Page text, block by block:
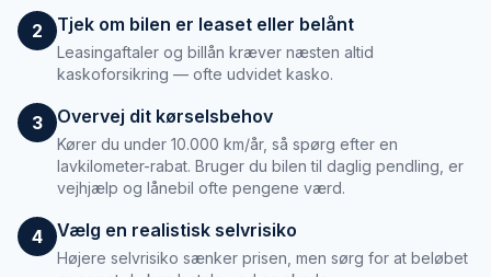
2 Tjek om bilen er leaset eller belånt
Leasingaftaler og billån kræver næsten altid
kaskoforsikring — ofte udvidet kasko.
3 Overvej dit kørselsbehov
Kører du under 10.000 km/år, så spørg efter en
lavkilometer-rabat. Bruger du bilen til daglig pendling, er
vejhjælp og lånebil ofte pengene værd.
4 Vælg en realistisk selvrisiko
Højere selvrisiko sænker prisen, men sørg for at beløbet